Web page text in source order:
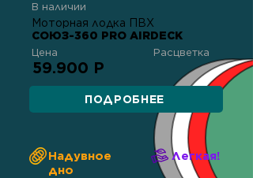
В наличии
Моторная лодка ПВХ
СОЮЗ-360 PRO AIRDECK
Цена Расцветка
59.900 Р
ПОДРОБНЕЕ
Надувное
дно
Легкая!